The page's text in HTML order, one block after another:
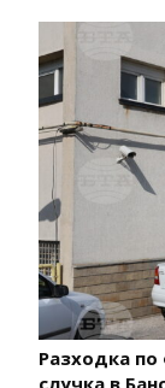
Разходка
случка в